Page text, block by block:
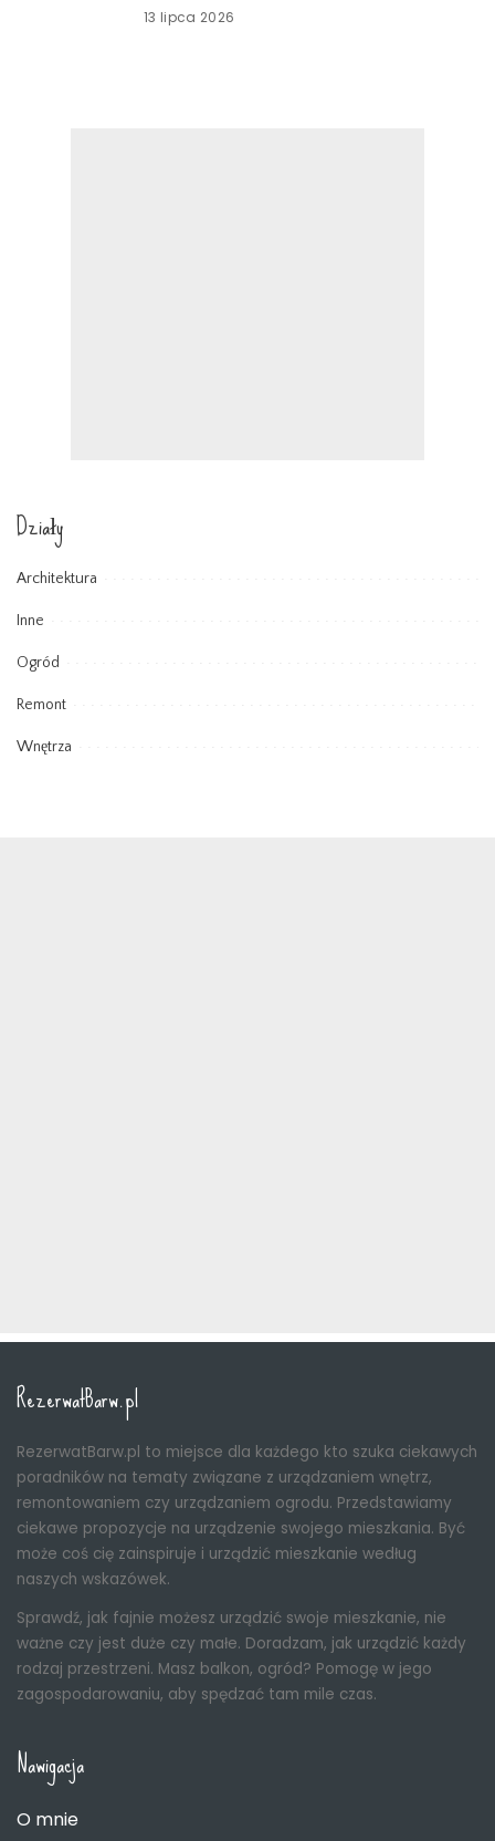
13 lipca 2026
Działy
Architektura
Inne
Ogród
Remont
Wnętrza
RezerwatBarw.pl
RezerwatBarw.pl to miejsce dla każdego kto szuka ciekawych
poradników na tematy związane z urządzaniem wnętrz,
remontowaniem czy urządzaniem ogrodu. Przedstawiamy
ciekawe propozycje na urządzenie swojego mieszkania. Być
może coś cię zainspiruje i urządzić mieszkanie według
naszych wskazówek.
Sprawdź, jak fajnie możesz urządzić swoje mieszkanie, nie
ważne czy jest duże czy małe. Doradzam, jak urządzić każdy
rodzaj przestrzeni. Masz balkon, ogród? Pomogę w jego
zagospodarowaniu, aby spędzać tam mile czas.
Nawigacja
O mnie